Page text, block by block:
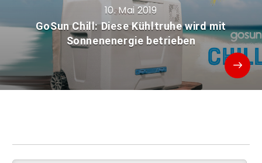
10. Mai 2019
GoSun Chill: Diese Kühltruhe wird mit
Sonnenenergie betrieben